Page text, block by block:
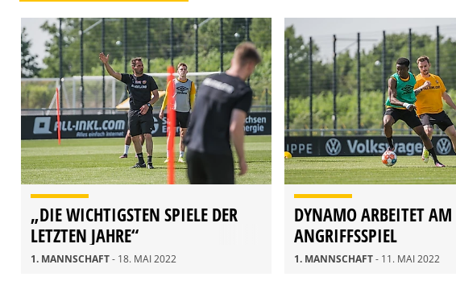
„DIE WICHTIGSTEN SPIELE DER
LETZTEN JAHRE“
1. MANNSCHAFT- 18. MAI 2022
DYNAMO ARBEITET AM
ANGRIFFSSPIEL
1. MANNSCHAFT- 11. MAI 2022